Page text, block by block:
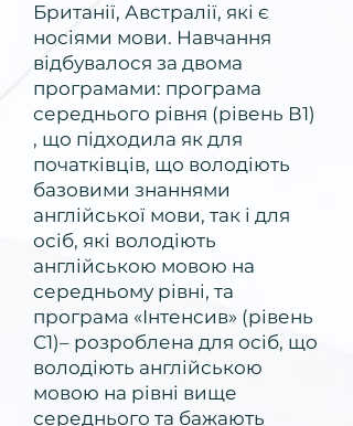
Британії, Австралії, які є
носіями мови. Навчання
відбувалося за двома
програмами: програма
середнього рівня (рівень В1)
, що підходила як для
початківців, що володіють
базовими знаннями
англійської мови, так і для
осіб, які володіють
англійською мовою на
середньому рівні, та
програма «Інтенсив» (рівень
С1)– розроблена для осіб, що
володіють англійською
мовою на рівні вище
середнього та бажають